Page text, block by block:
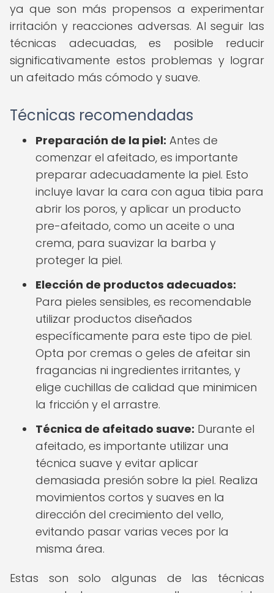
ya que son más propensos a experimentar
irritación y reacciones adversas. Al seguir las
técnicas adecuadas, es posible reducir
significativamente estos problemas y lograr
un afeitado más cómodo y suave.
Técnicas recomendadas
Preparación de la piel: Antes de
comenzar el afeitado, es importante
preparar adecuadamente la piel. Esto
incluye lavar la cara con agua tibia para
abrir los poros, y aplicar un producto
pre-afeitado, como un aceite o una
crema, para suavizar la barba y
proteger la piel.
Elección de productos adecuados:
Para pieles sensibles, es recomendable
utilizar productos diseñados
específicamente para este tipo de piel.
Opta por cremas o geles de afeitar sin
fragancias ni ingredientes irritantes, y
elige cuchillas de calidad que minimicen
la fricción y el arrastre.
Técnica de afeitado suave: Durante el
afeitado, es importante utilizar una
técnica suave y evitar aplicar
demasiada presión sobre la piel. Realiza
movimientos cortos y suaves en la
dirección del crecimiento del vello,
evitando pasar varias veces por la
misma área.
Estas son solo algunas de las técnicas